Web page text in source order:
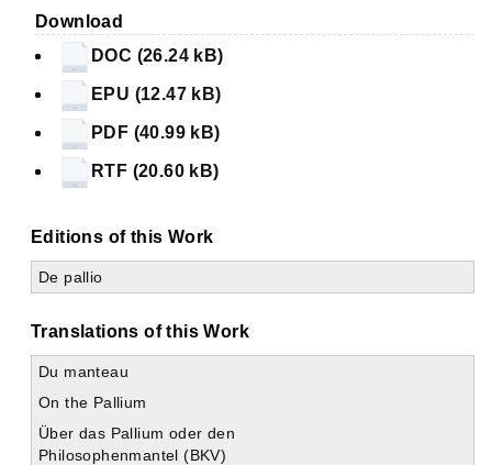
Download
DOC (26.24 kB)
EPU (12.47 kB)
PDF (40.99 kB)
RTF (20.60 kB)
Editions of this Work
De pallio
Translations of this Work
Du manteau
On the Pallium
Über das Pallium oder den
Philosophenmantel (BKV)